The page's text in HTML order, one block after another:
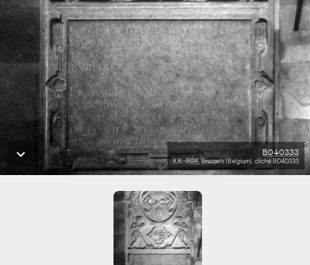
B040333
KIK-IRPA, Brussels (Belgium), cliché B040333